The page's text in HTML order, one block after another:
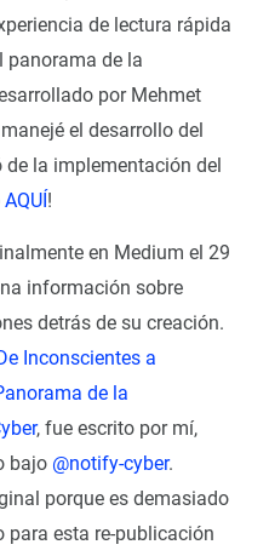
de lectura rápida
panorama de la
por Mehmet
el desarrollo del
la implementación del
AQUÍ !
en Medium el 29
información sobre
detrás de su creación.
Inconscientes a
de la
, fue escrito por mí,
bajo @notify-cyber.
porque es demasiado
para esta re-publicación